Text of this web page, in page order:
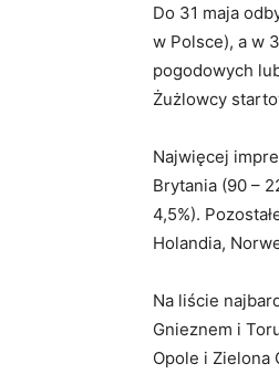
Do 31 maja
w Polsce), a w
pogodowych
Żużlowcy
Najwięcej
Brytania (90 –
4,5%).
Holandia,
Na liście
Gnieznem i
Opole i Zielona